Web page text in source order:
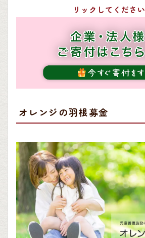
リックしてください
オレンジの羽根募金